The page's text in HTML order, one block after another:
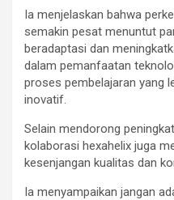
Ia menjelaskan bahwa
semakin pesat menuntut
beradaptasi dan
dalam pemanfaatan
proses pembelajaran yang
inovatif.
Selain mendorong
kolaborasi hexahelix juga
kesenjangan kualitas dan
Ia menyampaikan jangan